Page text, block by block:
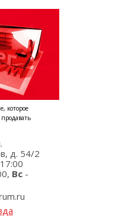
которое
д. 54/2
Вс -